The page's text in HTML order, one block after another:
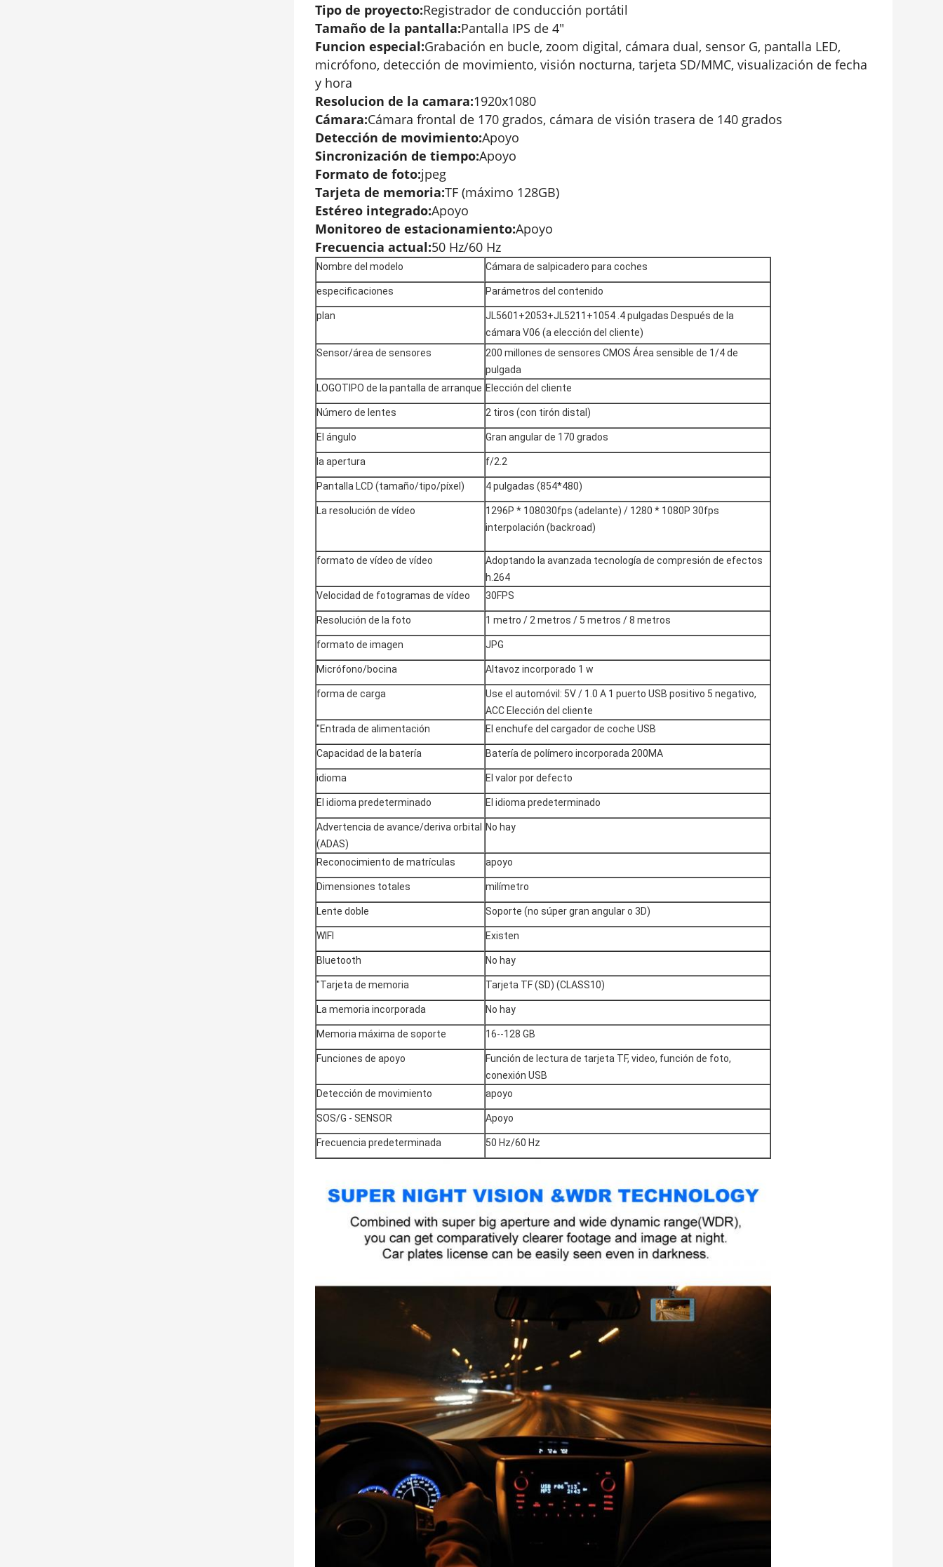
Tipo de proyecto:Registrador de conducción portátil
Tamaño de la pantalla:Pantalla IPS de 4"
Funcion especial:Grabación en bucle, zoom digital, cámara dual, sensor G, pantalla LED,
micrófono, detección de movimiento, visión nocturna, tarjeta SD/MMC, visualización de fecha
y hora
Resolucion de la camara:1920x1080
Cámara:Cámara frontal de 170 grados, cámara de visión trasera de 140 grados
Detección de movimiento:Apoyo
Sincronización de tiempo:Apoyo
Formato de foto:jpeg
Tarjeta de memoria:TF (máximo 128GB)
Estéreo integrado:Apoyo
Monitoreo de estacionamiento:Apoyo
Frecuencia actual:50 Hz/60 Hz
Nombre del modelo Cámara de salpicadero para coches
especificaciones Parámetros del contenido
plan
JL5601+2053+JL5211+1054 .4 pulgadas Después de la
cámara V06 (a elección del cliente)
Sensor/área de sensores
200 millones de sensores CMOS Área sensible de 1/4 de
pulgada
LOGOTIPO de la pantalla de arranque Elección del cliente
Número de lentes 2 tiros (con tirón distal)
El ángulo Gran angular de 170 grados
la apertura f/2.2
Pantalla LCD (tamaño/tipo/píxel) 4 pulgadas (854*480)
La resolución de vídeo
1296P * 108030fps (adelante) / 1280 * 1080P 30fps
interpolación (backroad)
formato de vídeo de vídeo
Adoptando la avanzada tecnología de compresión de efectos
h.264
Velocidad de fotogramas de vídeo
30FPS
Resolución de la foto 1 metro / 2 metros / 5 metros / 8 metros
formato de imagen JPG
Micrófono/bocina Altavoz incorporado 1 w
forma de carga
Use el automóvil: 5V / 1.0 A 1 puerto USB positivo 5 negativo,
ACC Elección del cliente
"Entrada de alimentación
El enchufe del cargador de coche USB
Capacidad de la batería Batería de polímero incorporada 200MA
idioma El valor por defecto
El idioma predeterminado El idioma predeterminado
Advertencia de avance/deriva orbital
(ADAS)
No hay
Reconocimiento de matrículas apoyo
Dimensiones totales milímetro
Lente doble Soporte (no súper gran angular o 3D)
WIFI Existen
Bluetooth No hay
"Tarjeta de memoria Tarjeta TF (SD) (CLASS10)
La memoria incorporada No hay
Memoria máxima de soporte 16--128 GB
Funciones de apoyo
Función de lectura de tarjeta TF, video, función de foto,
conexión USB
Detección de movimiento
apoyo
SOS/G - SENSOR Apoyo
Frecuencia predeterminada 50 Hz/60 Hz